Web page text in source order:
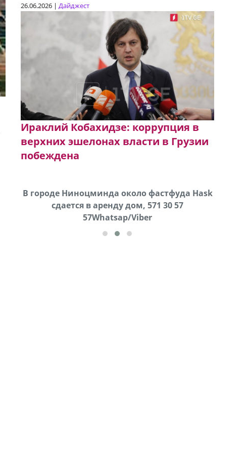
26.06.2026 | Дайджест
Ираклий Кобахидзе: коррупция в
верхних эшелонах власти в Грузии
побеждена
В городе Ниноцминда около фастфуда Hask
cдается в аренду дом, 571 30 57
57Whatsap/Viber
Продается машина марки Prado,571 30 57
57Whatsap/Viber